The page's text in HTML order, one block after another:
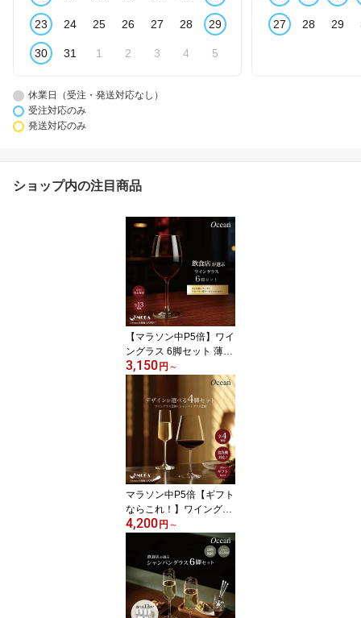
23 24 25 26 27 28 29
30 31 1 2 3 4 5
27 28 29
休業日（受注・発送対応なし）
受注対応のみ
発送対応のみ
ショップ内の注目商品
【マラソン中P5倍】ワイ
ングラス 6脚セット 薄い
飲み口 食洗器対応 おし
ゃれ 高級感 赤ワイン 白
ワイン Ocean 飲食店 レ
ストラン 業務用 ギフト
プレゼント 楽天ランキン
グ10冠
3,150円 ～
マラソン中P5倍【ギフト
ならこれ！】ワイングラ
ス シャンパングラス 4脚
セット 食洗器対応 薄い
飲み口 おしゃれ 高級感
赤ワイン 白ワイン Ocea
n ギフト プレゼント 贈り
物 結婚祝い 新築祝い ギ
フトボックス入り 飲食店
4,200円 ～